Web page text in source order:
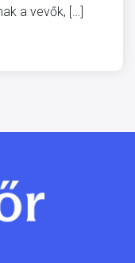
a vevők, […]